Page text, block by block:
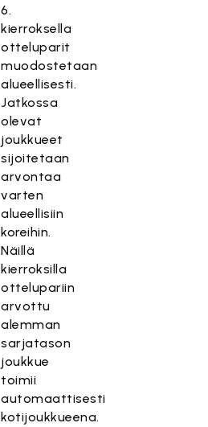
6.
kierroksella
otteluparit
muodostetaan
alueellisesti.
Jatkossa
olevat
joukkueet
sijoitetaan
arvontaa
varten
alueellisiin
koreihin.
Näillä
kierroksilla
ottelupariin
arvottu
alemman
sarjatason
joukkue
toimii
automaattisesti
kotijoukkueena.